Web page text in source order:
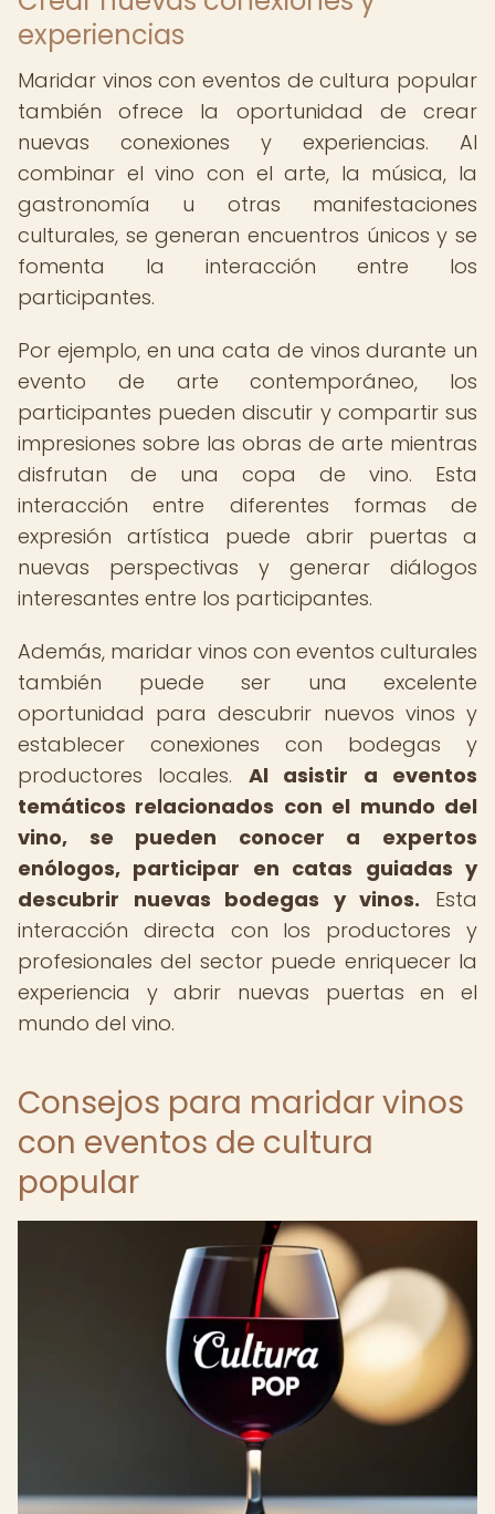
experiencias
Maridar vinos con eventos de cultura popular
también ofrece la oportunidad de crear
nuevas conexiones y experiencias. Al
combinar el vino con el arte, la música, la
gastronomía u otras manifestaciones
culturales, se generan encuentros únicos y se
fomenta la interacción entre los
participantes.
Por ejemplo, en una cata de vinos durante un
evento de arte contemporáneo, los
participantes pueden discutir y compartir sus
impresiones sobre las obras de arte mientras
disfrutan de una copa de vino. Esta
interacción entre diferentes formas de
expresión artística puede abrir puertas a
nuevas perspectivas y generar diálogos
interesantes entre los participantes.
Además, maridar vinos con eventos culturales
también puede ser una excelente
oportunidad para descubrir nuevos vinos y
establecer conexiones con bodegas y
productores locales. Al asistir a eventos
temáticos relacionados con el mundo del
vino, se pueden conocer a expertos
enólogos, participar en catas guiadas y
descubrir nuevas bodegas y vinos. Esta
interacción directa con los productores y
profesionales del sector puede enriquecer la
experiencia y abrir nuevas puertas en el
mundo del vino.
Consejos para maridar vinos
con eventos de cultura
popular